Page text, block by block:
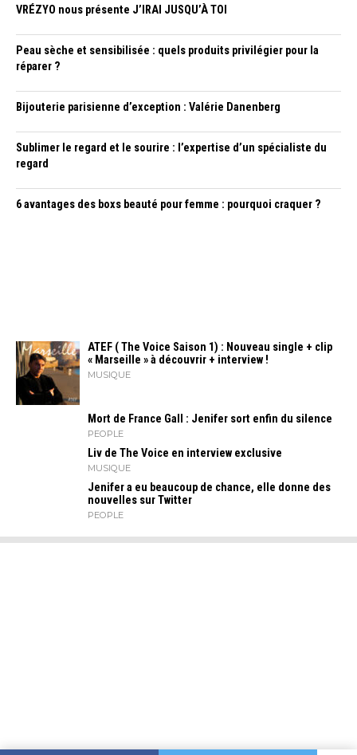
VRÉZYO nous présente J’IRAI JUSQU’À TOI
Peau sèche et sensibilisée : quels produits privilégier pour la
réparer ?
Bijouterie parisienne d’exception : Valérie Danenberg
Sublimer le regard et le sourire : l’expertise d’un spécialiste du
regard
6 avantages des boxs beauté pour femme : pourquoi craquer ?
ATEF ( The Voice Saison 1) : Nouveau single + clip
« Marseille » à découvrir + interview !
MUSIQUE
Mort de France Gall : Jenifer sort enfin du silence
PEOPLE
Liv de The Voice en interview exclusive
MUSIQUE
Jenifer a eu beaucoup de chance, elle donne des
nouvelles sur Twitter
PEOPLE